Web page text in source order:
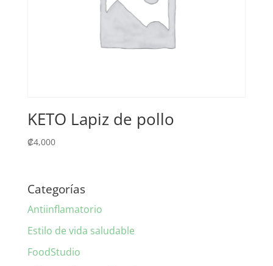
KETO Lapiz de pollo
₡4,000
Categorías
Antiinflamatorio
Estilo de vida saludable
FoodStudio